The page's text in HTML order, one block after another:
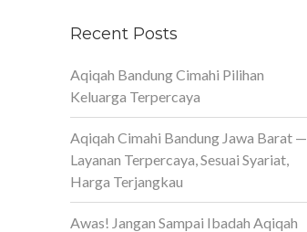
Recent Posts
Aqiqah Bandung Cimahi Pilihan
Keluarga Terpercaya
Aqiqah Cimahi Bandung Jawa Barat —
Layanan Terpercaya, Sesuai Syariat,
Harga Terjangkau
Awas! Jangan Sampai Ibadah Aqiqah